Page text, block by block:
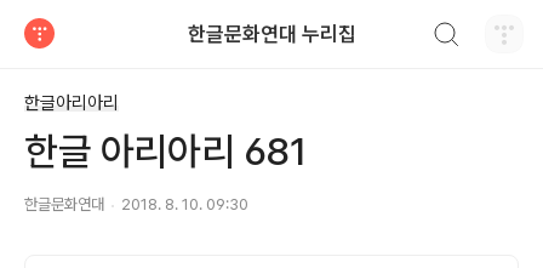
한글문화연대 누리집
한글아리아리
한글 아리아리 681
한글문화연대 2018. 8. 10. 09:30